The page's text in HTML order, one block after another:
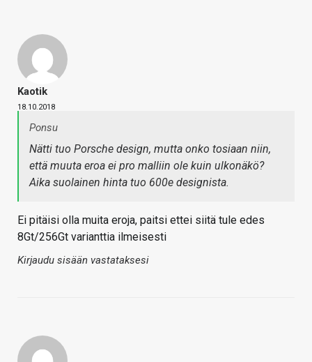
Kaotik
18.10.2018
Ponsu
Nätti tuo Porsche design, mutta onko tosiaan niin,
että muuta eroa ei pro malliin ole kuin ulkonäkö?
Aika suolainen hinta tuo 600e designista.
Ei pitäisi olla muita eroja, paitsi ettei siitä tule edes
8Gt/256Gt varianttia ilmeisesti
Kirjaudu sisään vastataksesi